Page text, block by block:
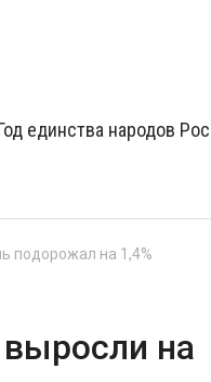
единства народов
подорожал на 1,4%
на